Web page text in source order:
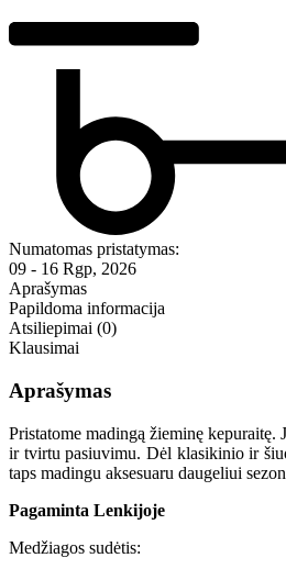
Numatomas pristatymas:
09 - 16 Rgp, 2026
Aprašymas
Papildoma informacija
Atsiliepimai (0)
Klausimai
Aprašymas
Pristatome madingą žieminę
ir tvirtu pasiuvimu. Dėl klasikinio ir
taps madingu aksesuaru daugeliui
Pagaminta Lenkijoje
Medžiagos sudėtis: